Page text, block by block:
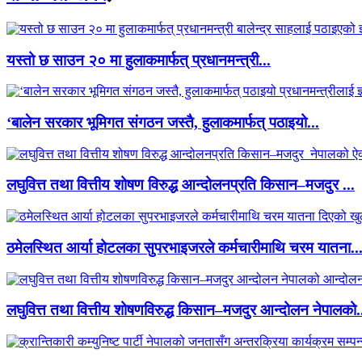
यस्तो छ साउन २० मा हुलाकमार्फत् प्रधानमन्त्री...
‘बालेन सरकार भूमिगत संगठन जस्तै, हुलाकमार्फत् पठाइयो...
लघुवित्त तथा वित्तीय शोषण विरुद्ध आन्दोलनप्रति किसान–मजदुर ...
ठमेलस्थित आर्या होटलका सुपरभाइजरले कर्मचारीमाथि चरम यातना...
लघुवित्त तथा वित्तीय शोषणविरुद्ध किसान–मजदुर आन्दोलन